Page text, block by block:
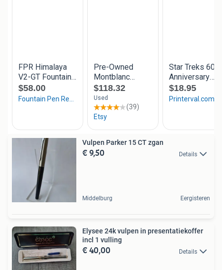
Vulpen Parker 15 CT zgan
€ 9,50 Details
Middelburg Eergisteren
Elysee 24k vulpen in presentatiekoffer
incl 1 vulling
€ 40,00 Details